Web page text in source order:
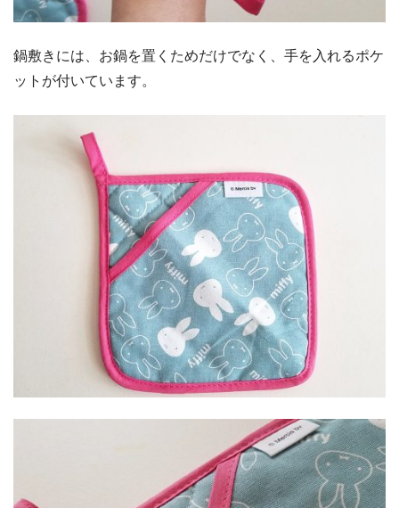
鍋敷きには、お鍋を置くためだけでなく、手を入れるポケ
ットが付いています。